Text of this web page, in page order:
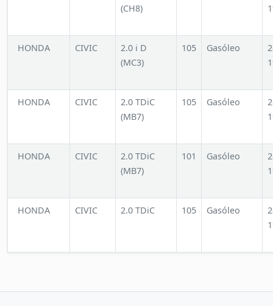
(CH8)
HONDA CIVIC
2.0 i D
(MC3)
105 Gasóleo
HONDA CIVIC
2.0 TDiC
(MB7)
105 Gasóleo
HONDA CIVIC
2.0 TDiC
(MB7)
101 Gasóleo
HONDA CIVIC 2.0 TDiC 105 Gasóleo